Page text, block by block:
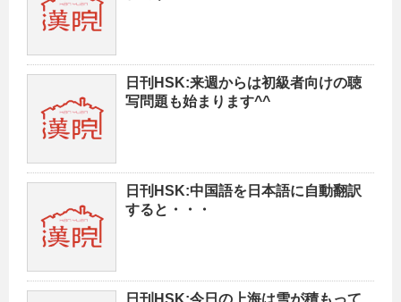
日刊HSK:来週からは初級者向けの聴
写問題も始まります^^
日刊HSK:中国語を日本語に自動翻訳
すると・・・
日刊HSK:今日の上海は雪が積もって